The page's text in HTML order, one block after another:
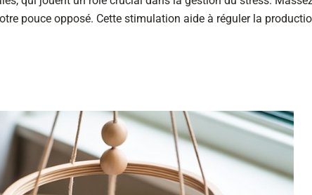
pouce opposé. Cette stimulation aide à réguler la